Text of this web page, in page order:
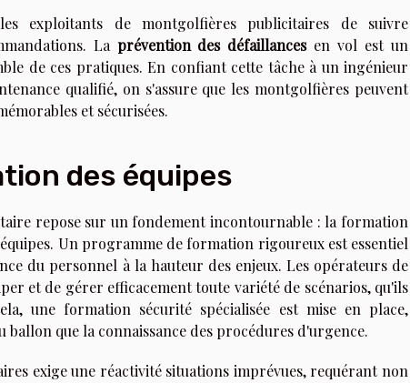
exploitants de montgolfières publicitaires de suivre
La prévention des défaillancesen vol est un
de ces pratiques. En confiant cette tâche à un ingénieur
qualifié, on s'assure que les montgolfières peuvent
et sécurisées.
des équipes
repose sur un fondement incontournable : la formation
Un programme de formation rigoureux est essentiel
du personnel à la hauteur des enjeux. Les opérateurs de
et de gérer efficacement toute variété de scénarios, qu'ils
une formation sécurité spécialisée est mise en place,
que la connaissance des procédures d'urgence.
exige une réactivité situations imprévues, requérant non